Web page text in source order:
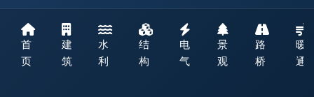
首
页
建
筑
水
利
结
构
电
气
景
观
路
桥
暖
通